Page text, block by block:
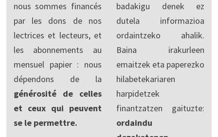
nous sommes financés
par les dons de nos
lectrices et lecteurs, et
les abonnements au
mensuel papier : nous
dépendons de la
générosité de celles
et ceux qui peuvent
se le permettre.
badakigu denek ez
dutela informazioa
ordaintzeko ahalik.
Baina irakurleen
emaitzek eta paperezko
hilabetekariaren
harpidetzek
finantzatzen gaituzte:
ordaindu